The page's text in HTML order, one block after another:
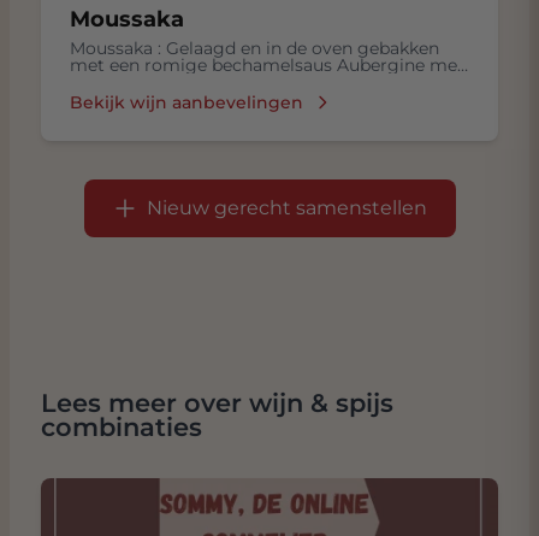
Moussaka
Moussaka : Gelaagd en in de oven gebakken
met een romige bechamelsaus Aubergine met
Bechamelsaus, met Lamsvlees, Tomaten,
Kruiden zoals kaneel en nootmuskaat
Bekijk wijn aanbevelingen
Nieuw gerecht samenstellen
Lees meer over wijn & spijs
combinaties